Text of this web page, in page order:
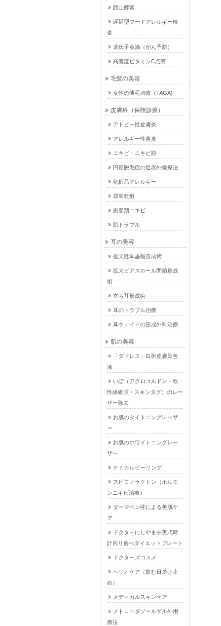
西山酵素
遅延型フードアレルギー検
査
遺伝子点滴（がん予防）
高濃度ビタミンC点滴
毛髪の美容
女性の薄毛治療（FAGA)
皮膚科（保険診療）
アトピー性皮膚炎
アレルギー性鼻炎
ニキビ・ニキビ跡
円形脱毛症の近赤外線療法
化粧品アレルギー
尋常乾癬
思春期ニキビ
肌トラブル
耳の美容
後天性耳垂裂形成術
拡大ピアスホール閉鎖形成
術
立ち耳形成術
耳のトラブル治療
耳ケロイドの形成外科治療
肌の美容
「ダドレス」白斑皮膚染色
液
いぼ（アクロコルドン・軟
性線維腫・スキンタグ）のレー
ザー除去
お肌のタイトニングレーザ
ー
お肌のホワイトニングレー
ザー
ケミカルピーリング
スピロノラクトン（ホルモ
ンニキビ治療）
ダーマペン④による美肌ケ
ア
ドクターにしやま由美式時
計回り食べダイエットプレート
ドクターズコスメ
ヘリオケア（飲む日焼け止
め）
メディカルスキンケア
メトロニダゾールゲル外用
療法